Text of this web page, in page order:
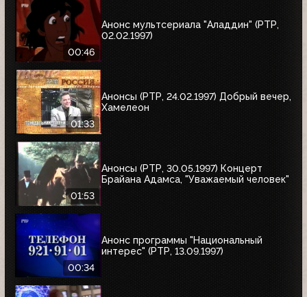
00:46
Анонс мультсериала "Аладдин" (РТР,
02.02.1997)
01:33
Анонсы (РТР, 24.02.1997) Добрый вечер,
Хамелеон
01:53
Анонсы (РТР, 30.05.1997) Концерт
Брайана Адамса, "Уважаемый человек"
00:34
Анонс программы "Национальный
интерес" (РТР, 13.09.1997)